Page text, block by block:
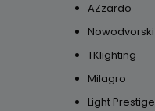
AZzardo
Nowodvorski
TKlighting
Milagro
Light Prestige